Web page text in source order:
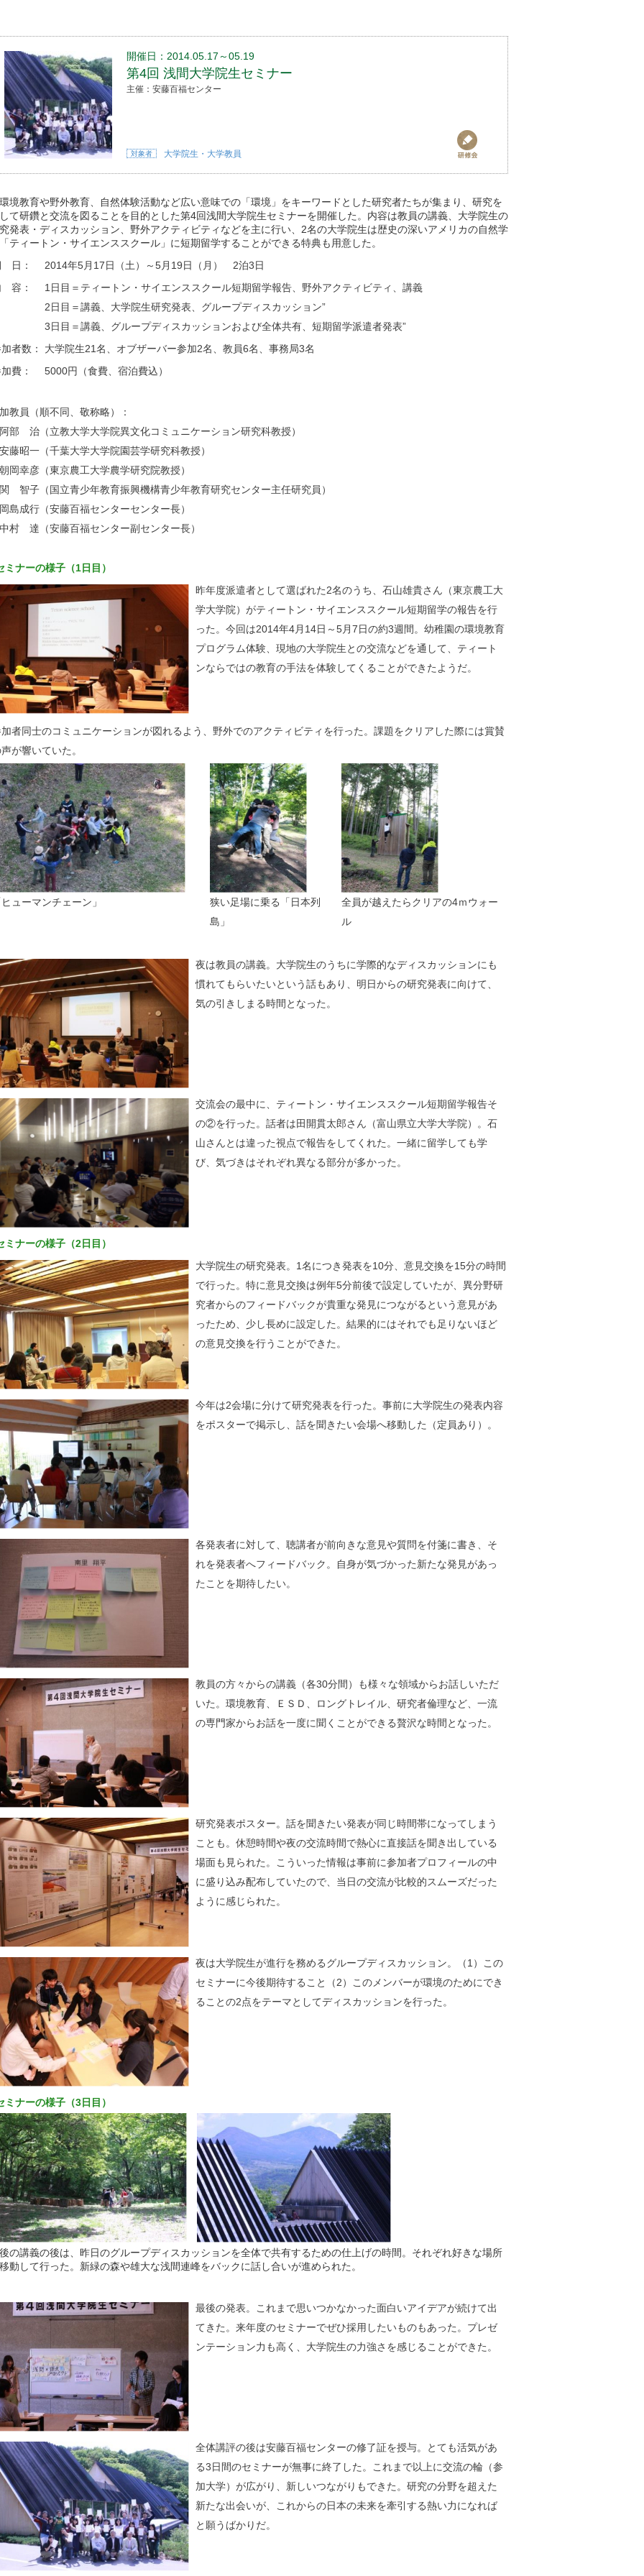
開催日：2014.05.17～05.19
第4回 浅間大学院生セミナー
主催：安藤百福センター
対象者 大学院生・大学教員
教育や野外教育、自然体験活動など広い意味での「環境」をキーワードとした研究者たちが集まり、研究を
て研鑽と交流を図ることを目的とした第4回浅間大学院生セミナーを開催した。内容は教員の講義、大学院生の
発表・ディスカッション、野外アクティビティなどを主に行い、2名の大学院生は歴史の深いアメリカの自然学
ティートン・サイエンススクール」に短期留学することができる特典も用意した。
日：
2014年5月17日（土）～5月19日（月） 2泊3日
容：
1日目＝ティートン・サイエンススクール短期留学報告、野外アクティビティ、講義
2日目＝講義、大学院生研究発表、グループディスカッション”
3日目＝講義、グループディスカッションおよび全体共有、短期留学派遣者発表”
者数：
大学院生21名、オブザーバー参加2名、教員6名、事務局3名
費：
5000円（食費、宿泊費込）
教員（順不同、敬称略）：
阿部 治（立教大学大学院異文化コミュニケーション研究科教授）
安藤昭一（千葉大学大学院園芸学研究科教授）
朝岡幸彦（東京農工大学農学研究院教授）
関 智子（国立青少年教育振興機構青少年教育研究センター主任研究員）
岡島成行（安藤百福センターセンター長）
中村 達（安藤百福センター副センター長）
ミナーの様子（1日目）
昨年度派遣者として選ばれた2名のうち、石山雄貴さん（東京農工大
学大学院）がティートン・サイエンススクール短期留学の報告を行
った。今回は2014年4月14日～5月7日の約3週間。幼稚園の環境教育
プログラム体験、現地の大学院生との交流などを通して、ティート
ンならではの教育の手法を体験してくることができたようだ。
者同士のコミュニケーションが図れるよう、野外でのアクティビティを行った。課題をクリアした際には賞賛
が響いていた。
ューマンチェーン」
狭い足場に乗る「日本列
島」
全員が越えたらクリアの4ｍウォー
ル
夜は教員の講義。大学院生のうちに学際的なディスカッションにも
慣れてもらいたいという話もあり、明日からの研究発表に向けて、
気の引きしまる時間となった。
交流会の最中に、ティートン・サイエンススクール短期留学報告そ
の②を行った。話者は田開貫太郎さん（富山県立大学大学院）。石
山さんとは違った視点で報告をしてくれた。一緒に留学しても学
び、気づきはそれぞれ異なる部分が多かった。
ミナーの様子（2日目）
大学院生の研究発表。1名につき発表を10分、意見交換を15分の時間
で行った。特に意見交換は例年5分前後で設定していたが、異分野研
究者からのフィードバックが貴重な発見につながるという意見があ
ったため、少し長めに設定した。結果的にはそれでも足りないほど
の意見交換を行うことができた。
今年は2会場に分けて研究発表を行った。事前に大学院生の発表内容
をポスターで掲示し、話を聞きたい会場へ移動した（定員あり）。
各発表者に対して、聴講者が前向きな意見や質問を付箋に書き、そ
れを発表者へフィードバック。自身が気づかった新たな発見があっ
たことを期待したい。
教員の方々からの講義（各30分間）も様々な領域からお話しいただ
いた。環境教育、ＥＳＤ、ロングトレイル、研究者倫理など、一流
の専門家からお話を一度に聞くことができる贅沢な時間となった。
研究発表ポスター。話を聞きたい発表が同じ時間帯になってしまう
ことも。休憩時間や夜の交流時間で熱心に直接話を聞き出している
場面も見られた。こういった情報は事前に参加者プロフィールの中
に盛り込み配布していたので、当日の交流が比較的スムーズだった
ように感じられた。
夜は大学院生が進行を務めるグループディスカッション。（1）この
セミナーに今後期待すること（2）このメンバーが環境のためにでき
ることの2点をテーマとしてディスカッションを行った。
ミナーの様子（3日目）
の講義の後は、昨日のグループディスカッションを全体で共有するための仕上げの時間。それぞれ好きな場所
動して行った。新緑の森や雄大な浅間連峰をバックに話し合いが進められた。
最後の発表。これまで思いつかなかった面白いアイデアが続けて出
てきた。来年度のセミナーでぜひ採用したいものもあった。プレゼ
ンテーション力も高く、大学院生の力強さを感じることができた。
全体講評の後は安藤百福センターの修了証を授与。とても活気があ
る3日間のセミナーが無事に終了した。これまで以上に交流の輪（参
加大学）が広がり、新しいつながりもできた。研究の分野を超えた
新たな出会いが、これからの日本の未来を牽引する熱い力になれば
と願うばかりだ。